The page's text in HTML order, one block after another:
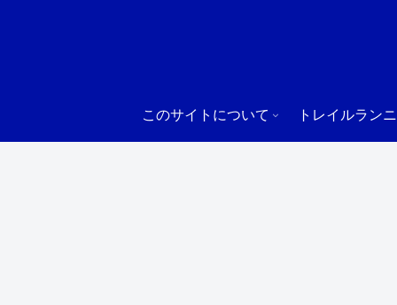
このサイトについて トレイルラン